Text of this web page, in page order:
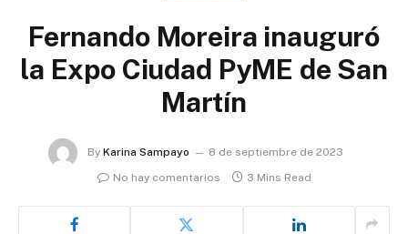
Fernando Moreira inauguró
la Expo Ciudad PyME de San
Martín
By Karina Sampayo
8 de septiembre de 2023
No hay comentarios
3 Mins Read